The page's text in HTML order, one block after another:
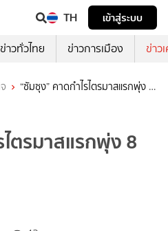
TH
เข้าสู่ระบบ
ข่าวทั่วไทย ข่าวการเมือง ข่าว
“ซัมซุง” คาดกำไรไตรมาสแรกพุ่ง 8
ตรมาสแรกพุ่ง 8